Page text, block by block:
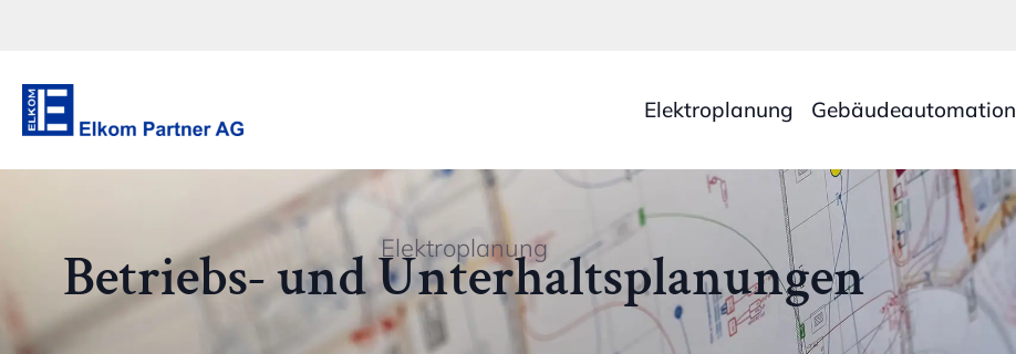
Elektroplanung Gebäudeautomation
Elektroplanung
Betriebs- und Unterhaltsplanungen